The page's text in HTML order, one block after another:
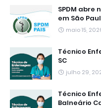
SPDM abre
em São
maio 15,
Técnico
SC
julho 29,
Técnico
Balneário